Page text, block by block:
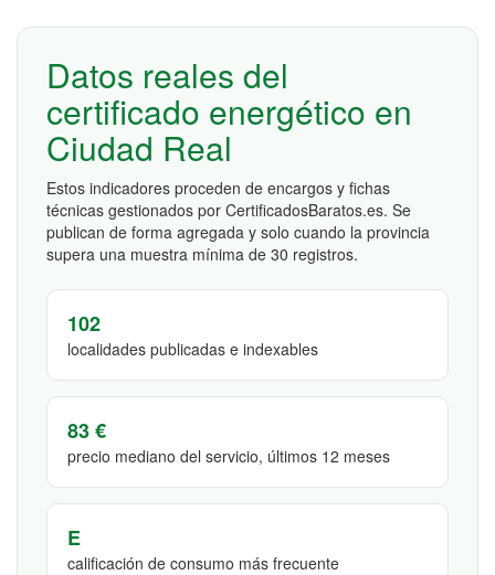
Datos reales del
certificado energético en
Ciudad Real
Estos indicadores proceden de encargos y fichas
técnicas gestionados por CertificadosBaratos.es. Se
publican de forma agregada y solo cuando la provincia
supera una muestra mínima de 30 registros.
102
localidades publicadas e indexables
83 €
precio mediano del servicio, últimos 12 meses
E
calificación de consumo más frecuente